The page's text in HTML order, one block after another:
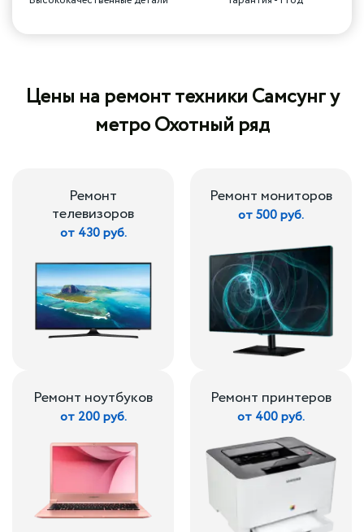
Цены на ремонт техники Самсунг у
метро Охотный ряд
Ремонт
телевизоров
от 430 руб.
Ремонт мониторов
от 500 руб.
Ремонт ноутбуков
от 200 руб.
Ремонт принтеров
от 400 руб.